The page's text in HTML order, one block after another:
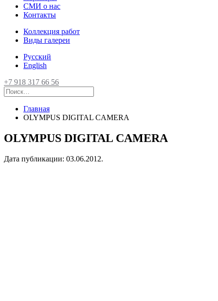
СМИ о нас
Контакты
Коллекция работ
Виды галереи
Русский
English
+7 918 317 66 56
Главная
OLYMPUS DIGITAL CAMERA
OLYMPUS DIGITAL CAMERA
Дата публикации: 03.06.2012.